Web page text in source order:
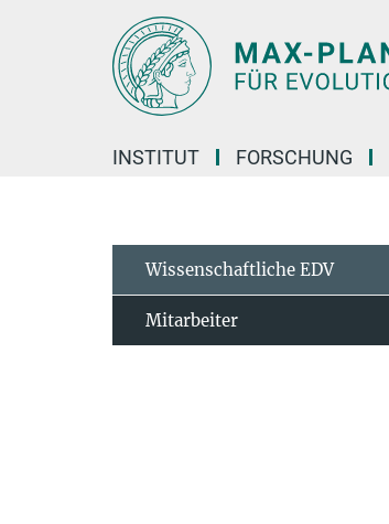
INSTITUT FORSCHUNG
Wissenschaftliche EDV
Mitarbeiter